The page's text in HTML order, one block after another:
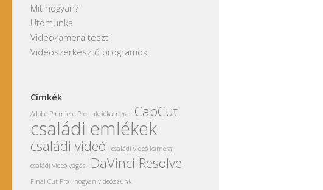
Mit hogyan?
Utómunka
Videokamera teszt
Videoszerkesztő programok
Címkék
Adobe Premiere Pro akciókamera CapCut
családi emlékek
családi videó
családi videó kamera
családi videó vágás
DaVinci Resolve
Final Cut Pro
hogyan videózzunk